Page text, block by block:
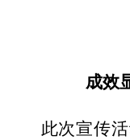
成效
此次宣传